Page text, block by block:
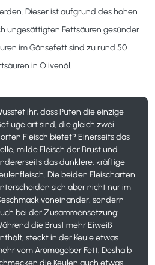
Dieser ist aufgrund des hohen
ungesättigten Fettsäuren gesünder
im Gänsefett sind zu rund 50
in Olivenöl.
ihr, dass Puten die einzige
sind, die gleich zwei
Fleisch bietet? Einerseits das
milde Fleisch der Brust und
das dunklere, kräftige
Die beiden Fleischarten
sich aber nicht nur im
voneinander, sondern
bei der Zusammensetzung:
die Brust mehr Eiweiß
steckt in der Keule etwas
vom Aromageber Fett. Deshalb
die Keulen auch etwas